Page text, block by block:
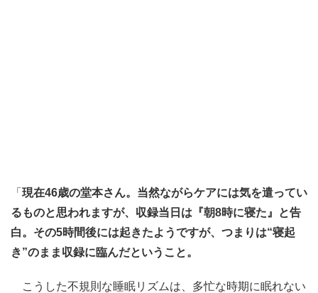
「 現在46歳の堂本さん。当然ながらケアには気を遣ってい
るものと思われますが、収録当日は『朝8時に寝た』と告
白。その5時間後には起きたようですが、つまりは“寝起
き”のまま収録に臨んだということ。
こうした不規則な睡眠リズムは、多忙な時期に眠れない